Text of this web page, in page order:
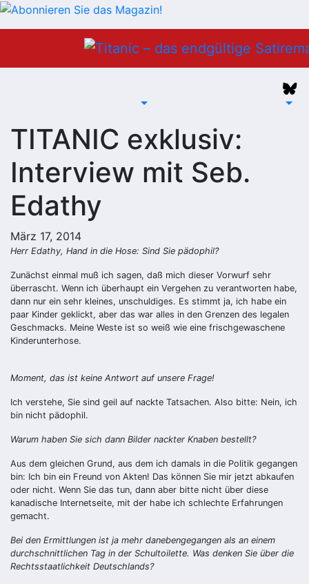
TITANIC exklusiv:
Interview mit Seb.
Edathy
März 17, 2014
Herr Edathy, Hand in die Hose: Sind Sie pädophil?
Zunächst einmal muß ich sagen, daß mich dieser Vorwurf sehr
überrascht. Wenn ich überhaupt ein Vergehen zu verantworten habe,
dann nur ein sehr kleines, unschuldiges. Es stimmt ja, ich habe ein
paar Kinder geklickt, aber das war alles in den Grenzen des legalen
Geschmacks. Meine Weste ist so weiß wie eine frischgewaschene
Kinderunterhose.
Moment, das ist keine Antwort auf unsere Frage!
Ich verstehe, Sie sind geil auf nackte Tatsachen. Also bitte: Nein, ich
bin nicht pädophil.
Warum haben Sie sich dann Bilder nackter Knaben bestellt?
Aus dem gleichen Grund, aus dem ich damals in die Politik gegangen
bin: Ich bin ein Freund von Akten! Das können Sie mir jetzt abkaufen
oder nicht. Wenn Sie das tun, dann aber bitte nicht über diese
kanadische Internetseite, mit der habe ich schlechte Erfahrungen
gemacht.
Bei den Ermittlungen ist ja mehr danebengegangen als an einem
durchschnittlichen Tag in der Schultoilette. Was denken Sie über die
Rechtsstaatlichkeit Deutschlands?